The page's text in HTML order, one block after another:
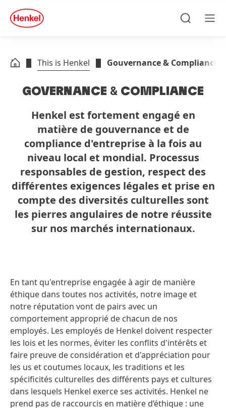
Skip to footer
quick
search
This is Henkel Gouvernance & Compliance
GOVERNANCE & COMPLIANCE
Henkel est fortement engagé en
matière de gouvernance et de
compliance d'entreprise à la fois au
niveau local et mondial. Processus
responsables de gestion, respect des
différentes exigences légales et prise en
compte des diversités culturelles sont
les pierres angulaires de notre réussite
sur nos marchés internationaux.
En tant qu'entreprise engagée à agir de manière
éthique dans toutes nos activités, notre image et
notre réputation vont de pairs avec un
comportement approprié de chacun de nos
employés. Les employés de Henkel doivent respecter
les lois et les normes, éviter les conflits d'intérêts et
faire preuve de considération et d'appréciation pour
les us et coutumes locaux, les traditions et les
spécificités culturelles des différents pays et cultures
dans lesquels Henkel exerce ses activités. Henkel ne
prend pas de raccourcis en matière d’éthique : une